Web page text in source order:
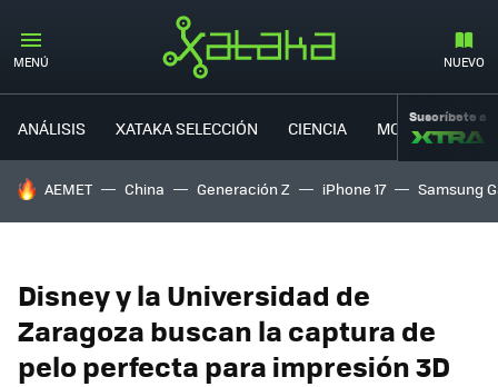
MENÚ NUEVO
ANÁLISIS XATAKA SELECCIÓN CIENCIA MOVILIDAD
Suscríbete a
HOY SE HABLA DE
AEMET China Generación Z iPhone 17 Samsung
Disney y la Universidad de
Zaragoza buscan la captura de
pelo perfecta para impresión 3D